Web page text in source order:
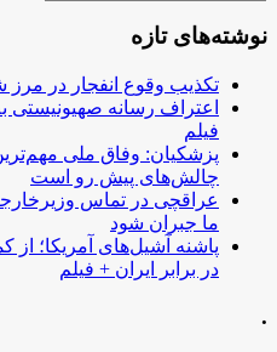
نوشته‌های تازه
تکذیب وقوع انفجار در مرز
اعتراف رسانه صهیونیستی
فیلم
پزشکیان: وفاق ملی
چالش‌های پیش رو است
عراقچی در تماس
ما جبران شود
پاشنه آشیل‌های آمریکا؛
در برابر ایران + فیلم
.